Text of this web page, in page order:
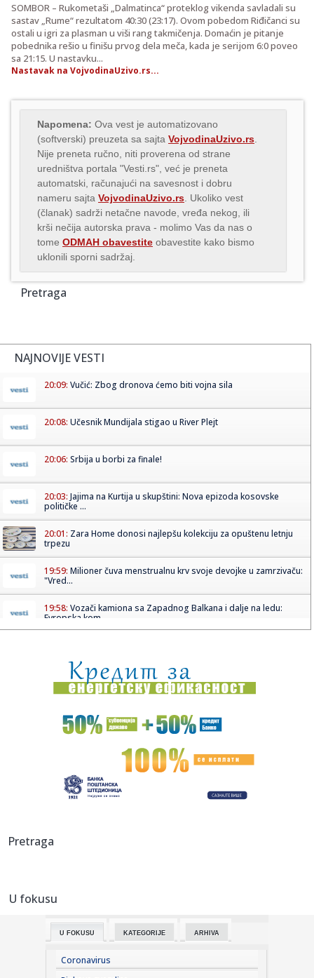
SOMBOR – Rukometaši „Dalmatinca“ proteklog vikenda savladali su
sastav „Rume“ rezultatom 40:30 (23:17). Ovom pobedom Riđičanci su
ostali u igri za plasman u viši rang takmičenja. Domaćin je pitanje
pobednika rešio u finišu prvog dela meča, kada je serijom 6:0 poveo
sa 21:15. U nastavku...
Nastavak na VojvodinaUzivo.rs...
Napomena: Ova vest je automatizovano
(softverski) preuzeta sa sajta VojvodinaUzivo.rs
Nije preneta ručno, niti proverena od strane
uredništva portala "Vesti.rs", već je preneta
automatski, računajući na savesnost i dobru
nameru sajta VojvodinaUzivo.rs . Ukoliko vest
(članak) sadrži netačne navode, vređa nekog, ili
krši nečija autorska prava - molimo Vas da nas o
tome ODMAH obavestite obavestite kako bismo
uklonili sporni sadržaj.
Pretraga
NAJNOVIJE VESTI
20:09: Vučić: Zbog dronova ćemo biti vojna sila
20:08: Učesnik Mundijala stigao u River Plejt
20:06: Srbija u borbi za finale!
20:03: Jajima na Kurtija u skupštini: Nova epizoda kosovske
političke ...
20:01: Zara Home donosi najlepšu kolekciju za opuštenu letnju
trpezu
19:59: Milioner čuva menstrualnu krv svoje devojke u zamrzivaču:
"Vred...
19:58: Vozači kamiona sa Zapadnog Balkana i dalje na ledu:
Evropska kom...
19:52:Izmena trase sedmice od ponedeljka do srede
19:51:Lejdi Guči primljena na intenzivnu negu: Evo šta se desilo!
Do sada 14.000 prijava na portalu "Ko si, bre, ti" – svaka
19:48:Akron osvojio prvi bod! Blagojević se izvinjavao, a sada je
19:46:
19:43:
Više od 30 dojava o požaru na Divčibarama: Vatre ipak nije
Pretraga
U fokusu
U FOKUSU KATEGORIJE ARHIVA
Coronavirus